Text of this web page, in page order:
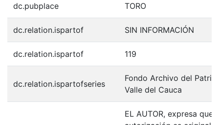
dc.pubplace TORO
dc.relation.ispartof SIN INFORMACIÓN
dc.relation.ispartof 119
dc.relation.ispartofseries
Fondo Archivo del
Valle del Cauca
EL AUTOR, expresa